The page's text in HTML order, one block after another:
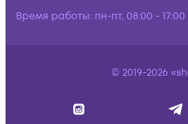
Время работы: пн-пт, 08:00 - 17:00
© 2019-2026